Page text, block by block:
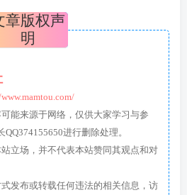
章版权声
明
能来源于网络，仅供大家学习与参
进行删除处理。
立场，并不代表本站赞同其观点和对
发布或转载任何违法的相关信息，访